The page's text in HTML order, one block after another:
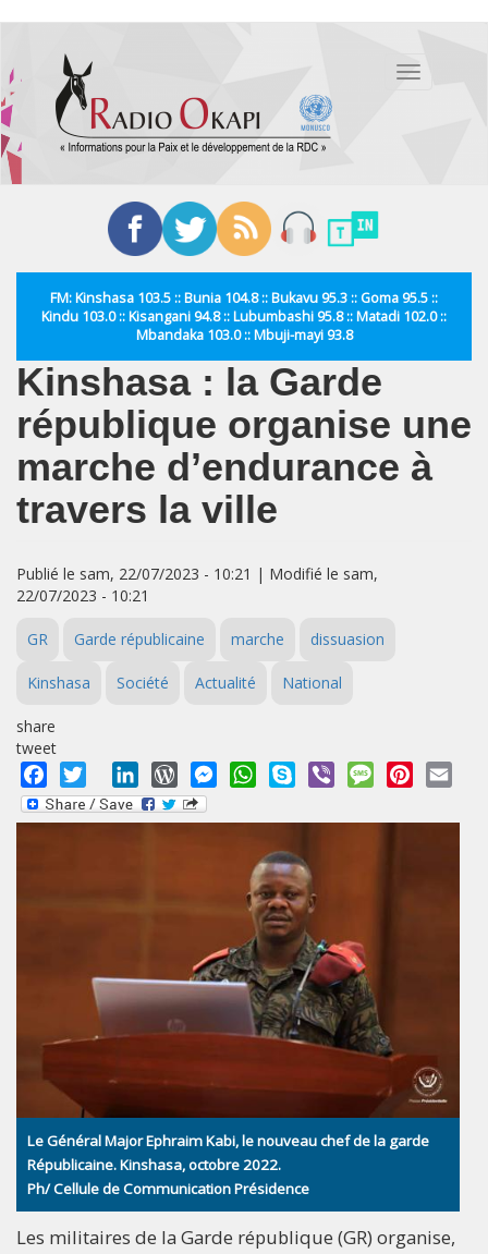
contenu
principal
Toggle
FM: Kinshasa 103.5 :: Bunia 104.8 :: Bukavu 95.3 :: Goma 95.5 ::
Kindu 103.0 :: Kisangani 94.8 :: Lubumbashi 95.8 :: Matadi 102.0 ::
Mbandaka 103.0 :: Mbuji-mayi 93.8
Kinshasa : la Garde
république organise une
marche d’endurance à
travers la ville
Publié le sam, 22/07/2023 - 10:21 | Modifié le sam,
22/07/2023 - 10:21
GR Garde républicaine marche dissuasion
Kinshasa Société Actualité National
share
tweet
Facebook
Twitter LinkedInWordPressMessengerWhatsApp
Skype Viber MessagePinterest
Le Général Major Ephraim Kabi, le nouveau chef de la garde
Républicaine. Kinshasa, octobre 2022.
Ph/ Cellule de Communication Présidence
Les militaires de la Garde république (GR) organise,